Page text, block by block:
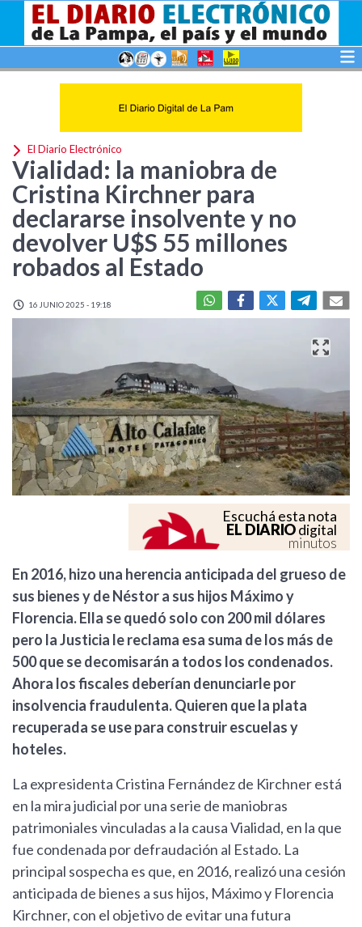
El Diario Electrónico
Vialidad: la maniobra de
Cristina Kirchner para
declararse insolvente y no
devolver U$S 55 millones
robados al Estado
16 JUNIO 2025 - 19:18
Escuchá esta nota
EL DIARIOdigital
minutos
En 2016, hizo una herencia anticipada del grueso de
sus bienes y de Néstor a sus hijos Máximo y
Florencia. Ella se quedó solo con 200 mil dólares
pero la Justicia le reclama esa suma de los más de
500 que se decomisarán a todos los condenados.
Ahora los fiscales deberían denunciarle por
insolvencia fraudulenta. Quieren que la plata
recuperada se use para construir escuelas y
hoteles.
La expresidenta Cristina Fernández de Kirchner está
en la mira judicial por una serie de maniobras
patrimoniales vinculadas a la causa Vialidad, en la que
fue condenada por defraudación al Estado. La
principal sospecha es que, en 2016, realizó una cesión
anticipada de bienes a sus hijos, Máximo y Florencia
Kirchner, con el objetivo de evitar una futura